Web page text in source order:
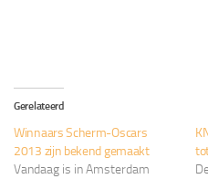
Gerelateerd
Winnaars Scherm-Oscars
2013 zijn bekend gemaakt
Vandaag is in Amsterdam